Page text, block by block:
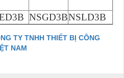
NSGD3BNSLD3B
TY TNHH THIẾT BỊ CÔNG
NAM